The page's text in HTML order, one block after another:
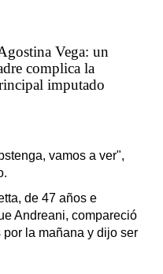
Vega: un
complica la
imputado
vamos a ver",
de 47 años e
Andreani, compareció
la mañana y dijo ser